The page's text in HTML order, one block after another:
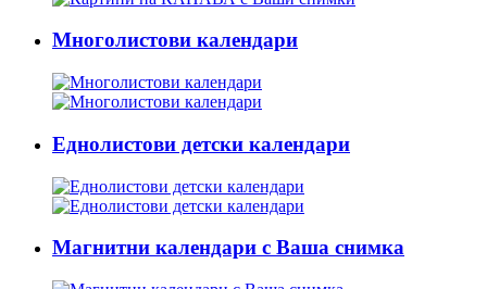
Многолистови календари
Еднолистови детски календари
Магнитни календари с Ваша снимка